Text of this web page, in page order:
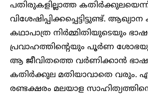
പതിരുകളില്ലാത്ത
വിശേഷിപ്പിക്കപ്പെട്ടിട്ടുണ്ട്.
കഥാപാത്ര നിർമ്മിതിയുടെയും
പ്രവാഹത്തിന്റെയും പൂർണ
ആ ജീവിതത്തെ വർണിക്കാൻ
കതിർക്കുല മതിയാവാതെ വരും.
രണ്ടക്ഷരം മലയാള